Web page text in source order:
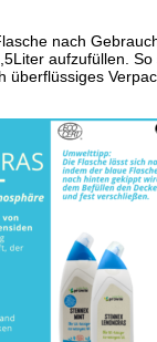
nach
aufzufüllen.
überflüssiges